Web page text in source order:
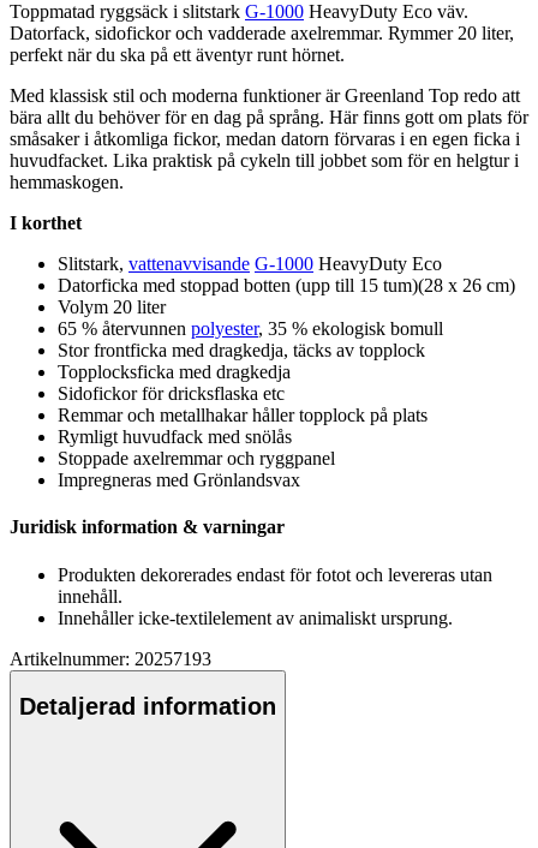
Toppmatad ryggsäck i slitstark G-1000 HeavyDuty Eco väv.
Datorfack, sidofickor och vadderade axelremmar. Rymmer 20 liter,
perfekt när du ska på ett äventyr runt hörnet.
Med klassisk stil och moderna funktioner är Greenland Top redo att
bära allt du behöver för en dag på språng. Här finns gott om plats för
småsaker i åtkomliga fickor, medan datorn förvaras i en egen ficka i
huvudfacket. Lika praktisk på cykeln till jobbet som för en helgtur i
hemmaskogen.
I korthet
Slitstark, vattenavvisande G-1000 HeavyDuty Eco
Datorficka med stoppad botten (upp till 15 tum)(28 x 26 cm)
Volym 20 liter
65 % återvunnen polyester, 35 % ekologisk bomull
Stor frontficka med dragkedja, täcks av topplock
Topplocksficka med dragkedja
Sidofickor för dricksflaska etc
Remmar och metallhakar håller topplock på plats
Rymligt huvudfack med snölås
Stoppade axelremmar och ryggpanel
Impregneras med Grönlandsvax
Juridisk information & varningar
Produkten dekorerades endast för fotot och levereras utan
innehåll.
Innehåller icke-textilelement av animaliskt ursprung.
Artikelnummer: 20257193
Detaljerad information